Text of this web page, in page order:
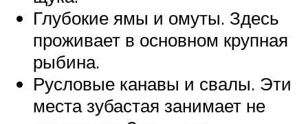
Глубокие ямы и омуты. Здесь
проживает в основном крупная
рыбина.
Русловые канавы и свалы. Эти
места зубастая занимает не